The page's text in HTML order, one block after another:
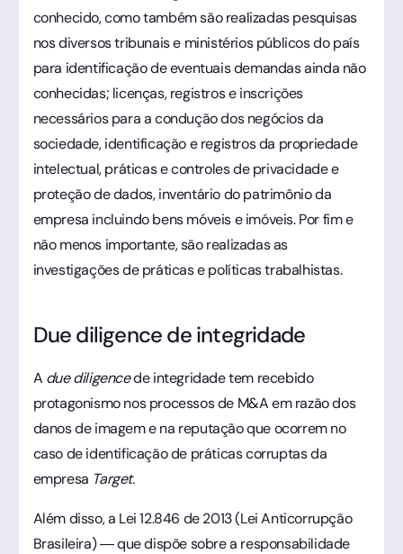
conhecido, como também são realizadas pesquisas
nos diversos tribunais e ministérios públicos do país
para identificação de eventuais demandas ainda não
conhecidas; licenças, registros e inscrições
necessários para a condução dos negócios da
sociedade, identificação e registros da propriedade
intelectual, práticas e controles de privacidade e
proteção de dados, inventário do patrimônio da
empresa incluindo bens móveis e imóveis. Por fim e
não menos importante, são realizadas as
investigações de práticas e políticas trabalhistas.
Due diligence de integridade
A due diligencede integridade tem recebido
protagonismo nos processos de M&A em razão dos
danos de imagem e na reputação que ocorrem no
caso de identificação de práticas corruptas da
empresa Target.
Além disso, a Lei 12.846 de 2013 (Lei Anticorrupção
Brasileira) — que dispõe sobre a responsabilidade